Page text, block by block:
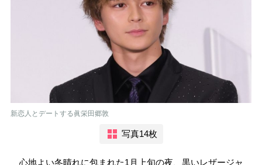
新恋人とデートする眞栄田郷敦
写真14枚
心地よい冬晴れに包まれた1月上旬の夜、黒いレザージャ